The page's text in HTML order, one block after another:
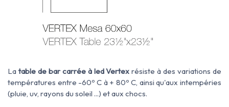
La table de bar carrée à led Vertex résiste à des variations de
températures entre -60º C à + 80º C, ainsi qu'aux intempéries
(pluie, uv, rayons du soleil ...) et aux chocs.